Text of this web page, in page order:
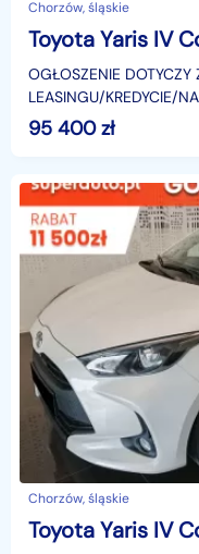
Chorzów, śląskie
OGŁOSZENIE DOTYCZY
LEASINGU/
SUPERAUTO.PL?✔ Lider
95 400zł
Chorzów, śląskie